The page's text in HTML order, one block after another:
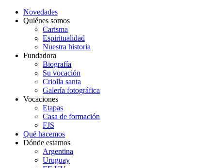
Novedades
Quiénes somos
Carisma
Espiritualidad
Nuestra historia
Fundadora
Biografía
Su vocación
Criolla santa
Galería fotográfica
Vocaciones
Etapas
Casa de formación
FJS
Qué hacemos
Dónde estamos
Argentina
Uruguay